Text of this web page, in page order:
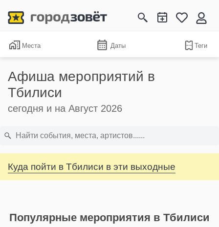
Места Даты Теги
Афиша мероприятий в
Тбилиси
сегодня и на Август 2026
Куда пойти в Тбилиси в эти выходные
Популярные мероприятия в Тбилиси